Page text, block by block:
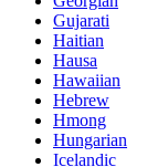
Gujarati
Haitian
Hausa
Hawaiian
Hebrew
Hmong
Hungarian
Icelandic